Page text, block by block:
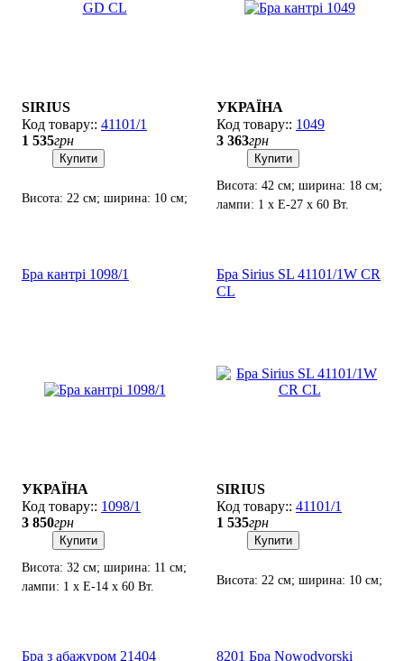
SIRIUS
41101/1
1 535грн
Купити
Висота: 22 см; ширина: 10 см;
УКРАЇНА
1049
3 363грн
Купити
Висота: 42 см; ширина: 18 см;
лампи: 1 х Е-27 х 60 Вт.
Бра кантрі 1098/1
УКРАЇНА
1098/1
3 850грн
Купити
Висота: 32 см; ширина: 11 см;
лампи: 1 х Е-14 х 60 Вт.
Бра Sirius SL 41101/1W CR
CL
SIRIUS
41101/1
1 535грн
Купити
Висота: 22 см; ширина: 10 см;
Бра з абажуром 21404 8201 Бра Nowodvorski